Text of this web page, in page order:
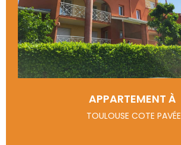
APPARTEMENT À
TOULOUSE COTE PAVÉE